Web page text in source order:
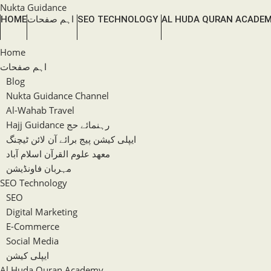
Skip
to
Nukta Guidance
HOMEاہم صفحات SEO TECHNOLOGY AL HUDA QURAN
Home
اہم صفحات
Blog
Nukta Guidance Channel
Al-Wahab Travel
Hajj Guidance رہنمائے حج
ایپلی کیشن پیج برائے آن لائن ٹیچنگ
معھد علوم القرآن اسلام آباد
مہربان فاونڈیشن
SEO Technology
SEO
Digital Marketing
E-Commerce
Social Media
ایپلی کیشن